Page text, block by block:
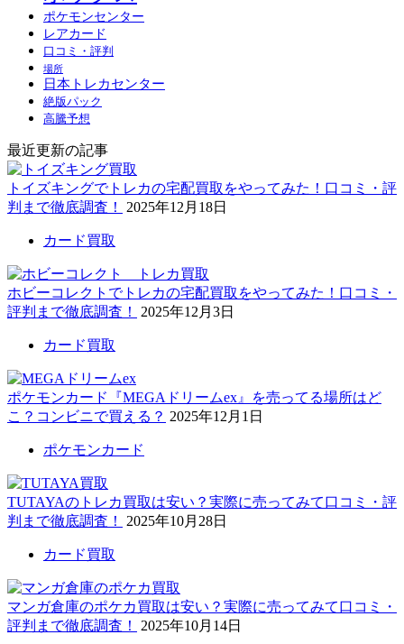
ポケモンセンター
レアカード
口コミ・評判
場所
日本トレカセンター
絶版パック
高騰予想
最近更新の記事
トイズキングでトレカの宅配買取をやってみた！口コミ・評
判まで徹底調査！
2025年12月18日
カード買取
ホビーコレクトでトレカの宅配買取をやってみた！口コミ・
評判まで徹底調査！
2025年12月3日
カード買取
ポケモンカード『MEGAドリームex』を売ってる場所はど
こ？コンビニで買える？ 2025年12月1日
ポケモンカード
TUTAYAのトレカ買取は安い？実際に売ってみて口コミ・評
判まで徹底調査！
2025年10月28日
カード買取
マンガ倉庫のポケカ買取は安い？実際に売ってみて口コミ・
評判まで徹底調査！
2025年10月14日